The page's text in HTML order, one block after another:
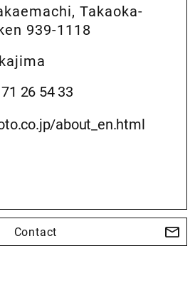
Takaoka-
939-1118
26 54 33
about_en.html
Contact